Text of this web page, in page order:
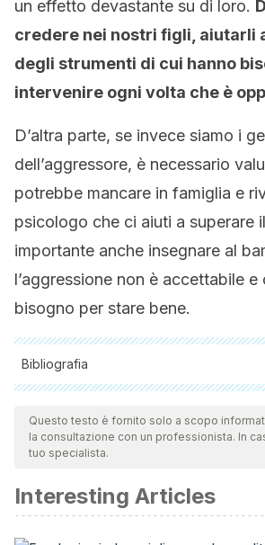
un effetto devastante su di loro.
credere nei nostri figli, aiutarli
degli strumenti di cui hanno
intervenire ogni volta che è
D’altra parte, se invece siamo i
dell’aggressore, è necessario
potrebbe mancare in famiglia e
psicologo che ci aiuti a superare
importante anche insegnare al
l’aggressione non è accettabile e
bisogno per stare bene.
Bibliografia
Tutte le fonti citate sono state esaminate
team per garantirne la qualità,
validità. La bibliografia di questo articolo
Smokowski, P. R., & Kopasz, K. H.
School: An Overview of Types,
Questo testo è fornito solo a scopo
la consultazione con un professionista. In
tuo specialista.
Interesting Articles